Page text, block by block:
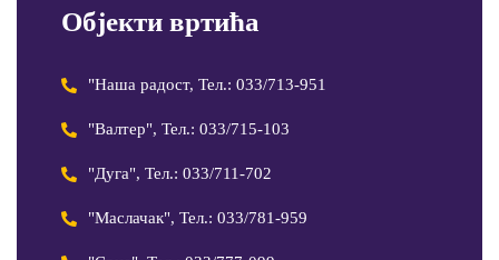
Објекти вртића
"Наша радост, Тел.: 033/713-951
"Валтер", Тел.: 033/715-103
"Дуга", Тел.: 033/711-702
"Маслачак", Тел.: 033/781-959